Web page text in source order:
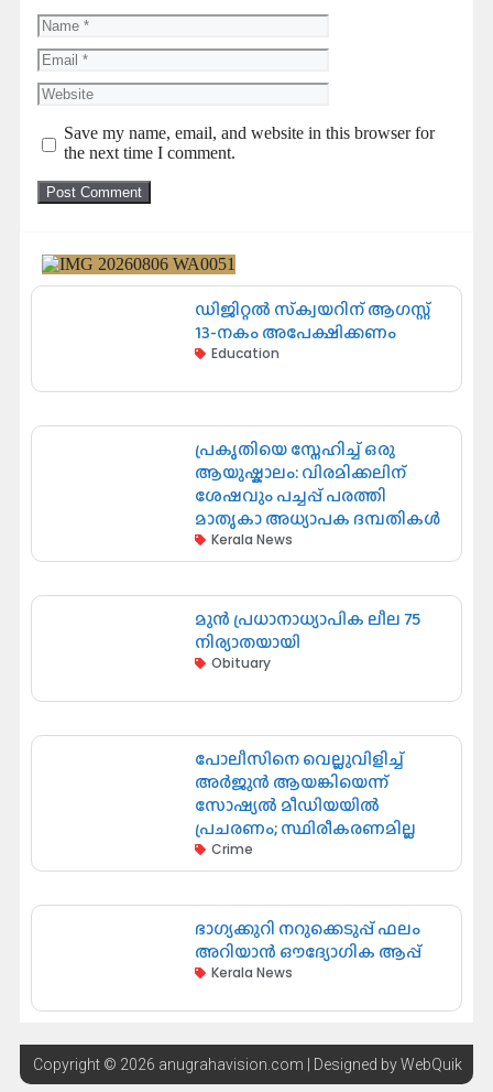
Save my name, email, and website in this browser for
the next time I comment.
ഡിജിറ്റൽ സ്‌ക്വയറിന് ആഗസ്റ്റ്
13-നകം അപേക്ഷിക്കണം
Education
പ്രകൃതിയെ സ്നേഹിച്ച് ഒരു
ആയുഷ്കാലം: വിരമിക്കലിന്
ശേഷവും പച്ചപ്പ് പരത്തി
മാതൃകാ അധ്യാപക ദമ്പതികൾ
Kerala News
മുൻ പ്രധാനാധ്യാപിക ലീല 75
നിര്യാതയായി
Obituary
പോലീസിനെ വെല്ലുവിളിച്ച്
അർജുൻ ആയങ്കിയെന്ന്
സോഷ്യൽ മീഡിയയിൽ
പ്രചരണം; സ്ഥിരീകരണമില്ല
Crime
ഭാഗ്യക്കുറി നറുക്കെടുപ്പ് ഫലം
അറിയാൻ ഔദ്യോഗിക ആപ്പ്
Kerala News
Copyright © 2026 anugrahavision.com | Designed byWebQuik